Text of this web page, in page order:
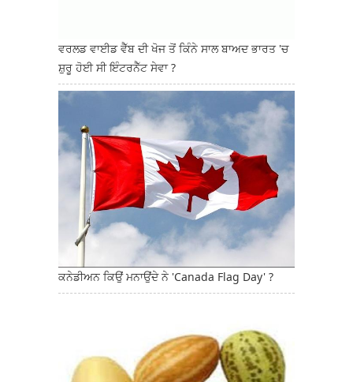
ਵਰਲਡ ਵਾਈਡ ਵੈੱਬ ਦੀ ਖੋਜ ਤੋਂ ਕਿੰਨੇ ਸਾਲ ਬਾਅਦ ਭਾਰਤ 'ਚ
ਸ਼ੁਰੂ ਹੋਈ ਸੀ ਇੰਟਰਨੈੱਟ ਸੇਵਾ ?
ਕਨੇਡੀਅਨ ਕਿਉਂ ਮਨਾਉਂਦੇ ਨੇ 'Canada Flag Day' ?